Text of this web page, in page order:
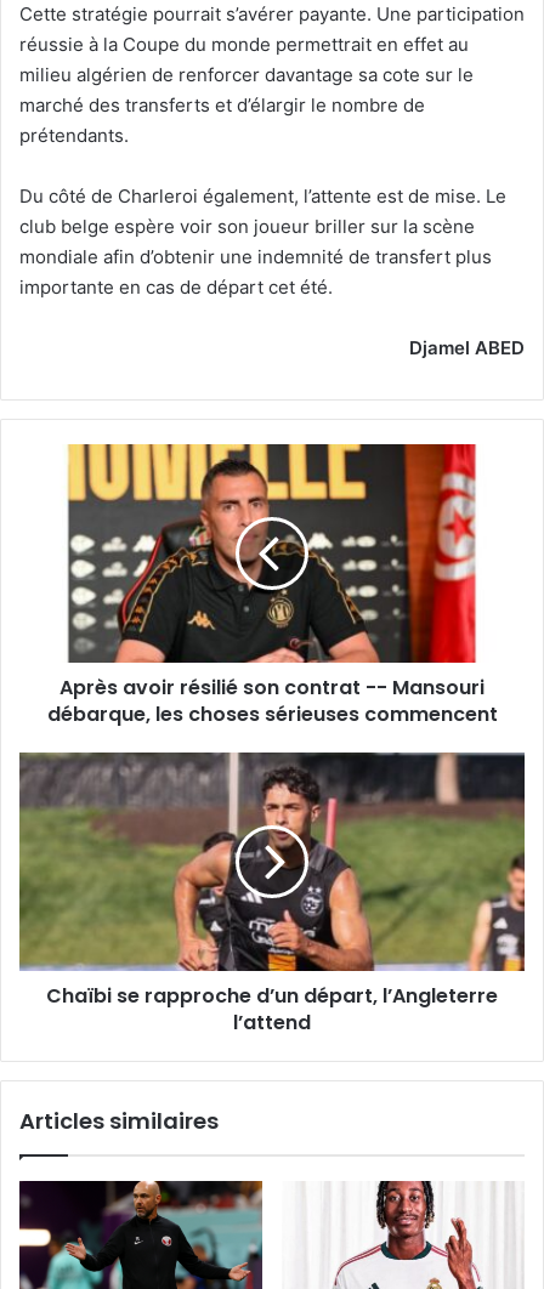
Cette stratégie pourrait s’avérer payante. Une participation
réussie à la Coupe du monde permettrait en effet au
milieu algérien de renforcer davantage sa cote sur le
marché des transferts et d’élargir le nombre de
prétendants.
Du côté de Charleroi également, l’attente est de mise. Le
club belge espère voir son joueur briller sur la scène
mondiale afin d’obtenir une indemnité de transfert plus
importante en cas de départ cet été.
Djamel ABED
contrat
Mansouri
débarque,
choses
commencent
Après avoir résilié son contrat -- Mansouri
débarque, les choses sérieuses commencent
Chaïbi
se
rapproche
départ,
l’Angleterre
l’attend
Chaïbi se rapproche d’un départ, l’Angleterre
l’attend
Articles similaires